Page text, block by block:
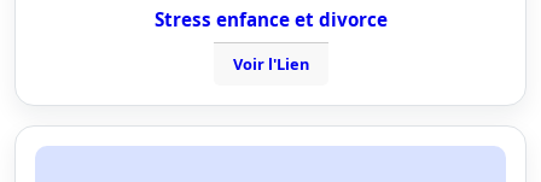
Stress enfance et divorce
Voir l'Lien